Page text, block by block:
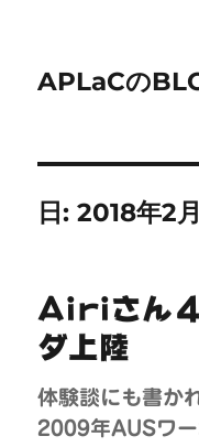
APLaCの
日:2018年2
Airiさん４
ダ上陸
体験談にも書か
2009年AUSワ